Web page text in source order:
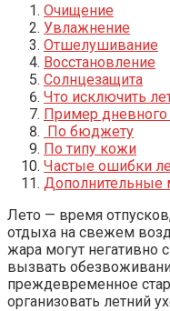
Очищение
Увлажнение
Отшелушивание
Восстановление
Солнцезащита
Что исключить
Пример дневного
По бюджету
По типу кожи
Частые ошибки
Лето — время
отдыха на свежем
жара могут негативно
вызвать
преждевременное
организовать летний